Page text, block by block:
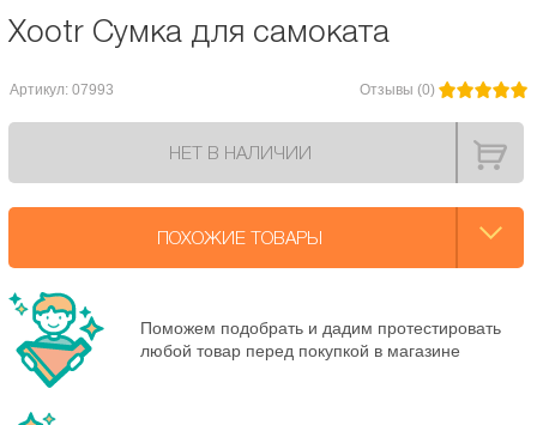
Xootr Сумка для самоката
Артикул: 07993 Отзывы (0)
НЕТ В НАЛИЧИИ
ПОХОЖИЕ ТОВАРЫ
Поможем подобрать и дадим протестировать
любой товар перед покупкой в магазине